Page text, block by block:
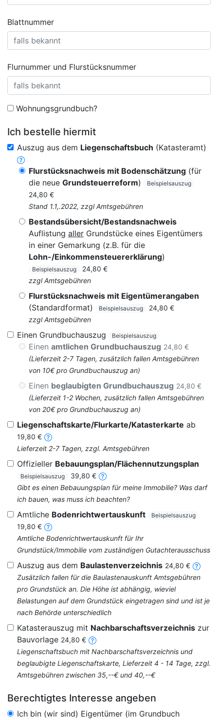
Blattnummer
Flurnummer und Flurstücksnummer
Wohnungsgrundbuch?
Ich bestelle hiermit
Auszug aus dem Liegenschaftsbuch (Katasteramt)
Flurstücksnachweis mit Bodenschätzung (für
die neue Grundsteuerreform) Beispielsauszug
24,80 €
Stand 1.1,.2022, zzgl Amtsgebühren
Bestandsübersicht/Bestandsnachweis
Auflistung aller Grundstücke eines Eigentümers
in einer Gemarkung (z.B. für die
Lohn-/Einkommensteuererklärung)
Beispielsauszug
24,80 €
zzgl Amtsgebühren
Flurstücksnachweis mit Eigentümerangaben
(Standardformat)
Beispielsauszug
24,80 €
zzgl Amtsgebühren
Einen Grundbuchauszug Beispielsauszug
Einen amtlichen Grundbuchauszug 24,80 €
(Lieferzeit 2-7 Tagen, zusätzlich fallen Amtsgebühren
von 10€ pro Grundbuchauszug an)
Einen beglaubigten Grundbuchauszug 24,80 €
(Lieferzeit 1-2 Wochen, zusätzlich fallen Amtsgebühren
von 20€ pro Grundbuchauszug an)
Liegenschaftskarte/Flurkarte/Katasterkarte ab
19,80 €
Lieferzeit 2-7 Tagen, zzgl. Amtsgebühren
Offizieller Bebauungsplan/Flächennutzungsplan
Beispielsauszug
39,80 €
Gibt es einen Bebauungsplan für meine Immobilie? Was darf
ich bauen, was muss ich beachten?
Amtliche Bodenrichtwertauskunft Beispielsauszug
19,80 €
Amtliche Bodenrichtwertauskunft für Ihr
Grundstück/Immobilie vom zuständigen Gutachterausschuss
Auszug aus dem Baulastenverzeichnis 24,80 €
Zusätzlich fallen für die Baulastenauskunft Amtsgebühren
pro Grundstück an. Die Höhe ist abhängig, wieviel
Belastungen auf dem Grundstück eingetragen sind und ist je
nach Behörde unterschiedlich
Katasterauszug mit Nachbarschaftsverzeichnis zur
Bauvorlage 24,80 €
Liegenschaftsbuch mit Nachbarschaftsverzeichnis und
beglaubigte Liegenschaftskarte, Lieferzeit 4 - 14 Tage, zzgl.
Amtsgebühren zwischen 35,--€ und 40,--€
Berechtigtes Interesse angeben
Ich bin (wir sind) Eigentümer (im Grundbuch